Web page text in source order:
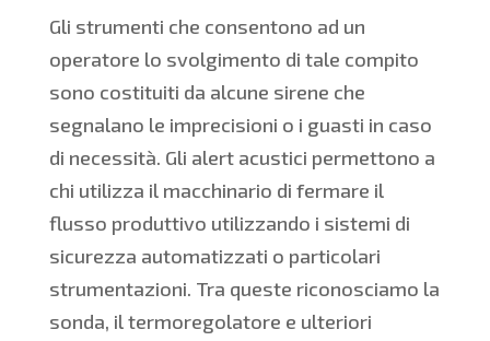
Gli strumenti che consentono ad un
operatore lo svolgimento di tale compito
sono costituiti da alcune sirene che
segnalano le imprecisioni o i guasti in caso
di necessità. Gli alert acustici permettono a
chi utilizza il macchinario di fermare il
flusso produttivo utilizzando i sistemi di
sicurezza automatizzati o particolari
strumentazioni. Tra queste riconosciamo la
sonda, il termoregolatore e ulteriori